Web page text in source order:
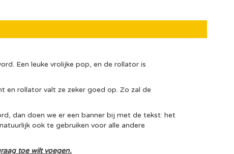
Een leuke vrolijke pop, en de rollator is
en rollator valt ze zeker goed op. Zo zal de
dan doen we er een banner bij met de tekst: het
ook te gebruiken voor alle andere
toe wilt voegen.